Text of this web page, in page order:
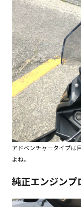
アドベンチャータイプは
よね。
純正エンジンプ